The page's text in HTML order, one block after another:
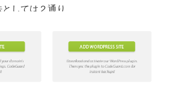
しては２通り